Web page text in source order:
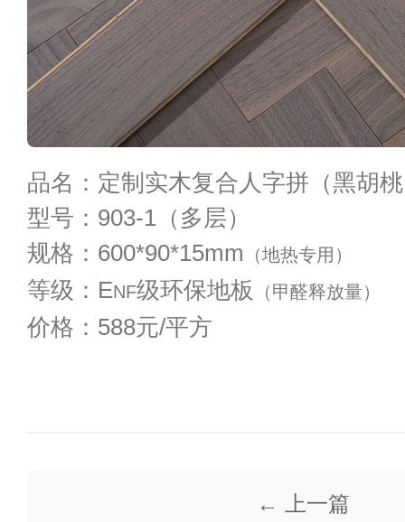
品名：定制实木复合人字拼（黑胡
型号：903-1（多层）
规格：600*90*15mm （地热专用）
等级：ENF级环保地板 （甲醛释放量）
价格：588元/平方
← 上一篇